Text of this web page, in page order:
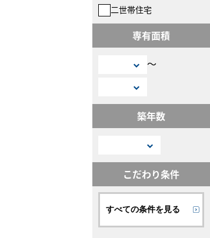
二世帯住宅
専有面積
〜
築年数
こだわり条件
すべての条件を見る